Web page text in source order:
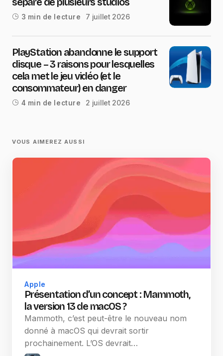
3 min de lecture 7 juillet 2026
PlayStation abandonne le support
disque – 3 raisons pour lesquelles
cela met le jeu vidéo (et le
consommateur) en danger
4 min de lecture 2 juillet 2026
VOUS AIMEREZ AUSSI
Apple
Présentation d’un concept : Mammoth,
la version 13 de macOS ?
Mammoth, c’est peut-être le nouveau nom
donné à macOS qui devrait sortir
prochainement. L’OS devrait…